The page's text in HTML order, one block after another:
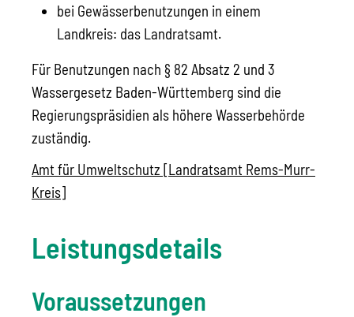
bei Gewässerbenutzungen in einem
Landkreis: das Landratsamt.
Für Benutzungen nach § 82 Absatz 2 und 3
Wassergesetz Baden-Württemberg sind die
Regierungspräsidien als höhere Wasserbehörde
zuständig.
Amt für Umweltschutz [Landratsamt Rems-Murr-
Kreis]
Leistungsdetails
Voraussetzungen